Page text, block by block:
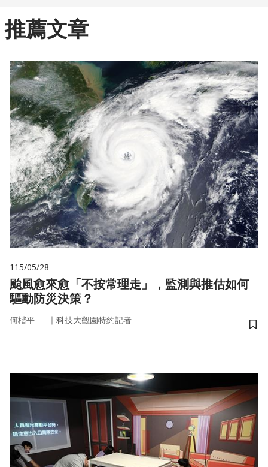
推薦文章
115/05/28
颱風愈來愈「不按常理走」，監測與推估如何
驅動防災決策？
何楷平 ｜ 科技大觀園特約記者
儲